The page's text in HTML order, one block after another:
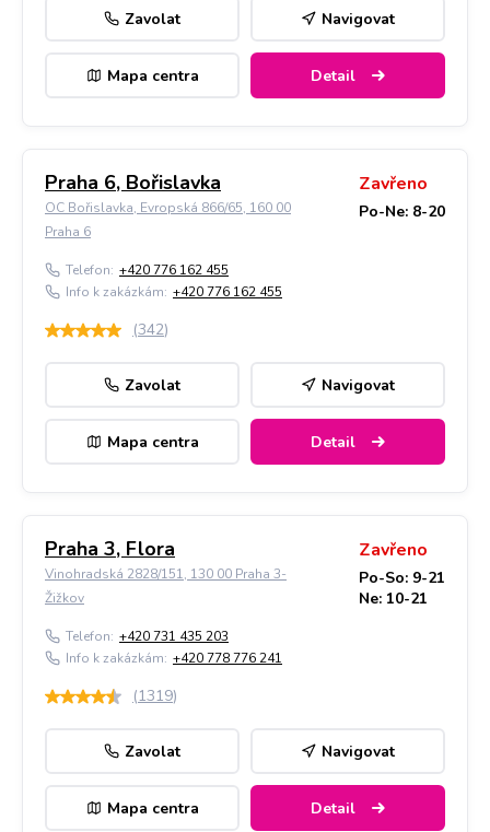
Zavolat Navigovat
Mapa centra Detail
Praha 6, Bořislavka
OC Bořislavka, Evropská 866/65, 160 00
Praha 6
Zavřeno
Po-Ne: 8-20
Telefon: +420 776 162 455
Info k zakázkám: +420 776 162 455
(342)
Zavolat Navigovat
Mapa centra Detail
Praha 3, Flora
Vinohradská 2828/151, 130 00 Praha 3-
Žižkov
Zavřeno
Po-So: 9-21
Ne: 10-21
Telefon: +420 731 435 203
Info k zakázkám: +420 778 776 241
(1319)
Zavolat Navigovat
Mapa centra Detail